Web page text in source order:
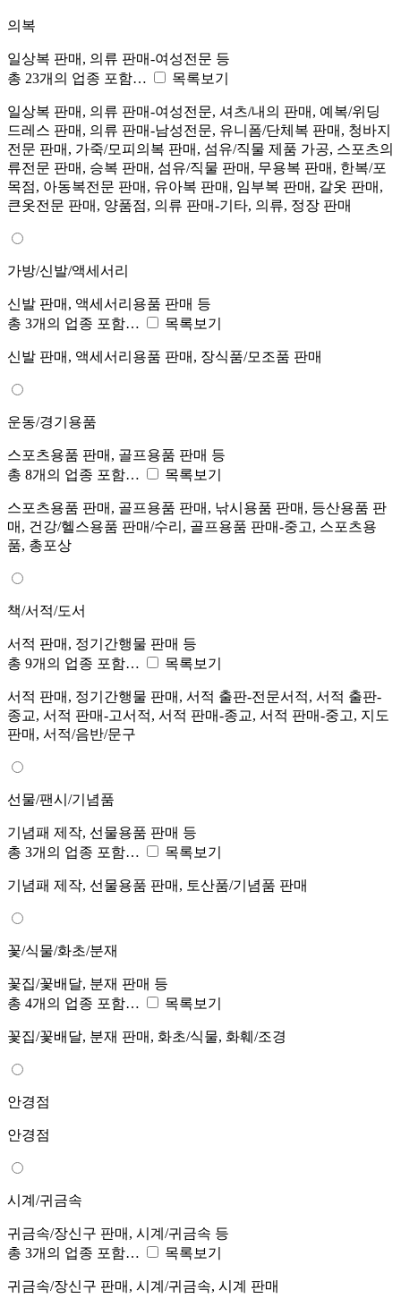
의복
일상복 판매, 의류 판매-여성전문 등
총 23개의 업종 포함…
목록보기
일상복 판매, 의류 판매-여성전문, 셔츠/내의 판매, 예복/위딩
드레스 판매, 의류 판매-남성전문, 유니폼/단체복 판매, 청바지
전문 판매, 가죽/모피의복 판매, 섬유/직물 제품 가공, 스포츠의
류전문 판매, 승복 판매, 섬유/직물 판매, 무용복 판매, 한복/포
목점, 아동복전문 판매, 유아복 판매, 임부복 판매, 갈옷 판매,
큰옷전문 판매, 양품점, 의류 판매-기타, 의류, 정장 판매
가방/신발/액세서리
신발 판매, 액세서리용품 판매 등
총 3개의 업종 포함…
목록보기
신발 판매, 액세서리용품 판매, 장식품/모조품 판매
운동/경기용품
스포츠용품 판매, 골프용품 판매 등
총 8개의 업종 포함…
목록보기
스포츠용품 판매, 골프용품 판매, 낚시용품 판매, 등산용품 판
매, 건강/헬스용품 판매/수리, 골프용품 판매-중고, 스포츠용
품, 총포상
책/서적/도서
서적 판매, 정기간행물 판매 등
총 9개의 업종 포함…
목록보기
서적 판매, 정기간행물 판매, 서적 출판-전문서적, 서적 출판-
종교, 서적 판매-고서적, 서적 판매-종교, 서적 판매-중고, 지도
판매, 서적/음반/문구
선물/팬시/기념품
기념패 제작, 선물용품 판매 등
총 3개의 업종 포함…
목록보기
기념패 제작, 선물용품 판매, 토산품/기념품 판매
꽃/식물/화초/분재
꽃집/꽃배달, 분재 판매 등
총 4개의 업종 포함…
목록보기
꽃집/꽃배달, 분재 판매, 화초/식물, 화훼/조경
안경점
안경점
시계/귀금속
귀금속/장신구 판매, 시계/귀금속 등
총 3개의 업종 포함…
목록보기
귀금속/장신구 판매, 시계/귀금속, 시계 판매